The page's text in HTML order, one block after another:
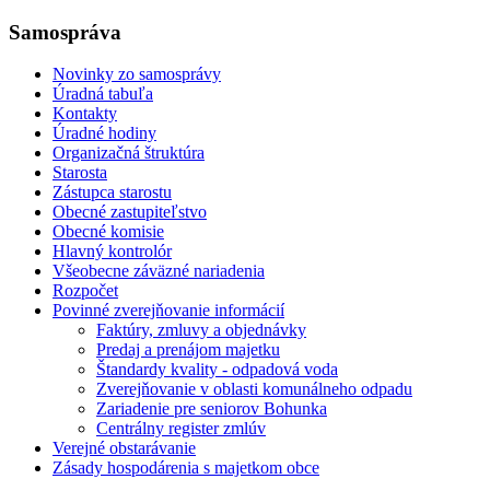
Samospráva
Novinky zo samosprávy
Úradná tabuľa
Kontakty
Úradné hodiny
Organizačná štruktúra
Starosta
Zástupca starostu
Obecné zastupiteľstvo
Obecné komisie
Hlavný kontrolór
Všeobecne záväzné nariadenia
Rozpočet
Povinné zverejňovanie informácií
Faktúry, zmluvy a objednávky
Predaj a prenájom majetku
Štandardy kvality - odpadová voda
Zverejňovanie v oblasti komunálneho odpadu
Zariadenie pre seniorov Bohunka
Centrálny register zmlúv
Verejné obstarávanie
Zásady hospodárenia s majetkom obce